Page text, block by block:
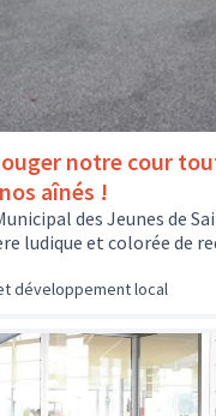
notre cour
aînés !
des Jeunes de
ludique et colorée de
développement local